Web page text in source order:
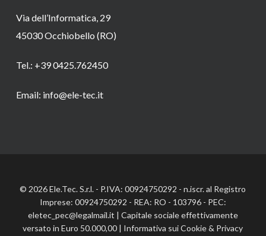
Via dell’Informatica, 29
45030 Occhiobello (RO)
Tel.: +39 0425.762450
Email: info@ele-tec.it
© 2026 Ele.Tec. S.r.l. - P.IVA: 00924750292 - n.iscr. al Registro
Imprese: 00924750292 - REA: RO - 103796 - PEC:
eletec_pec@legalmail.it | Capitale sociale effettivamente
versato in Euro 50.000,00 | Informativa sui Cookie& Privacy